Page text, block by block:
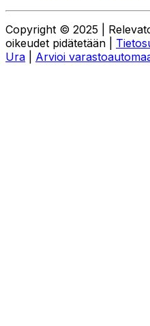
Copyright © 2025 |
oikeudet pidätetään |
Ura
Arvioi